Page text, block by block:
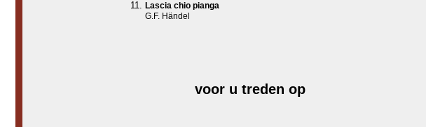
Lascia chio pianga
G.F. Händel
voor u treden op